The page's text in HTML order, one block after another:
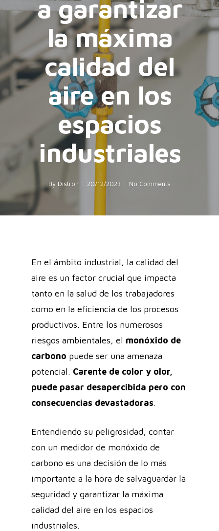
a garantizar
la máxima
calidad del
aire en los
espacios
industriales
By Distron 20/12/2023 No Comments
En el ámbito industrial, la calidad del
aire es un factor crucial que impacta
tanto en la salud de los trabajadores
como en la eficiencia de los procesos
productivos. Entre los numerosos
riesgos ambientales, el monóxido de
carbono puede ser una amenaza
potencial. Carente de color y olor,
puede pasar desapercibida pero con
consecuencias devastadoras.
Entendiendo su peligrosidad, contar
con un medidor de monóxido de
carbono es una decisión de lo más
importante a la hora de salvaguardar la
seguridad y garantizar la máxima
calidad del aire en los espacios
industriales.